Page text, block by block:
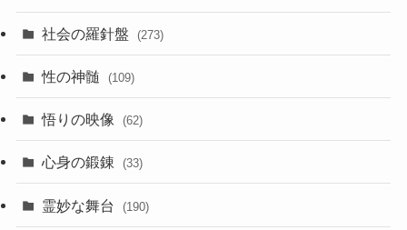
社会の羅針盤 (273)
性の神髄 (109)
悟りの映像 (62)
心身の鍛錬 (33)
霊妙な舞台 (190)